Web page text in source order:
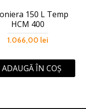
150 L Temp
HCM 400
1.066,00 lei
ADAUGĂ ÎN COŞ